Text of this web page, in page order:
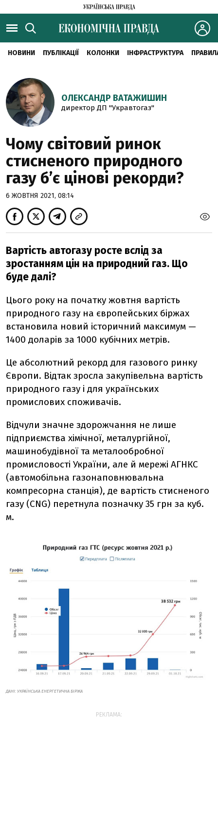
НОВИНИ ПУБЛІКАЦІЇ КОЛОНКИ ІНФРАСТРУКТУРА
ОЛЕКСАНДР ВАТАЖИШИН
директор ДП "Укравтогаз"
Чому світовий ринок
стисненого природного
газу б’є цінові рекорди?
6 ЖОВТНЯ 2021, 08:14
Вартість автогазу росте вслід за
зростанням цін на природний газ. Що
буде далі?
Цього року на початку жовтня вартість
природного газу на європейських біржах
встановила новий історичний максимум —
1400 доларів за 1000 кубічних метрів.
Це абсолютний рекорд для газового ринку
Європи. Відтак зросла закупівельна вартість
природного газу і для українських
промислових споживачів.
Відчули значне здорожчання не лише
підприємства хімічної, металургійної,
машинобудівної та металообробної
промисловості України, але й мережі АГНКС
(автомобільна газонаповнювальна
компресорна станція), де вартість стисненого
газу (CNG) перетнула позначку 35 грн за куб.
м.
ДАНІ: УКРАЇНСЬКА ЕНЕРГЕТИЧНА БІРЖА
РЕКЛАМА: